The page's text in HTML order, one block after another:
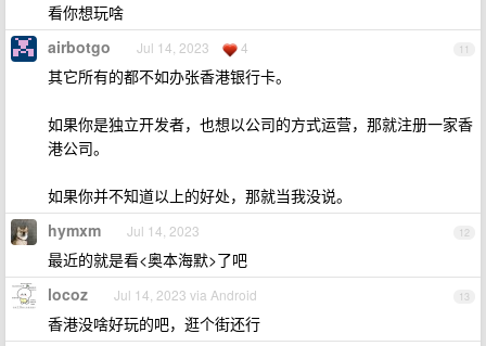
看你想玩啥
11
airbotgo Jul 14, 2023 4
其它所有的都不如办张香港银行卡。
如果你是独立开发者，也想以公司的方式运营，那就注册一家香
港公司。
如果你并不知道以上的好处，那就当我没说。
12
hymxm Jul 14, 2023
最近的就是看<奥本海默>了吧
13
locoz Jul 14, 2023 via Android
香港没啥好玩的吧，逛个街还行